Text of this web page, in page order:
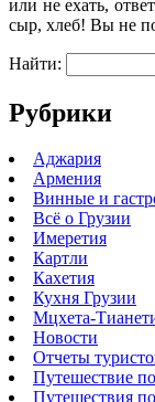
или не ехать,
сыр, хлеб! Вы не
Найти:
Рубрики
Аджария
Армения
Винные и
Всё о Грузии
Имеретия
Картли
Кахетия
Кухня Грузии
Мцхета-
Новости
Отчеты
Путешествие
Путешествия